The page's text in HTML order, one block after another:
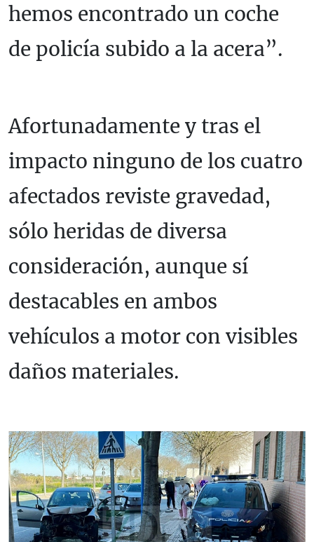
hemos encontrado un coche
de policía subido a la acera”.
Afortunadamente y tras el
impacto ninguno de los cuatro
afectados reviste gravedad,
sólo heridas de diversa
consideración, aunque sí
destacables en ambos
vehículos a motor con visibles
daños materiales.